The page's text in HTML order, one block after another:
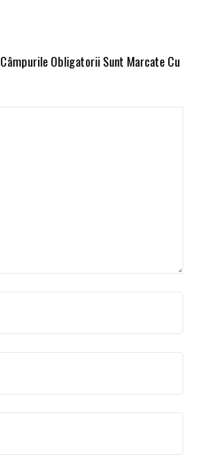
Câmpurile Obligatorii Sunt Marcate Cu